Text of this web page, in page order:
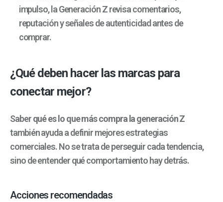
impulso, la Generación Z revisa comentarios,
reputación y señales de autenticidad antes de
comprar.
¿Qué deben hacer las marcas para
conectar mejor?
Saberqué es lo que más compra la generación Z
también ayuda a definir mejores estrategias
comerciales. No se trata de perseguir cada tendencia,
sino de entender qué comportamiento hay detrás.
Acciones recomendadas